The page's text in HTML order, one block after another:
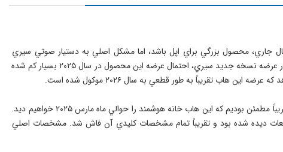
جاري، محصول بزرگي براي اپل باشد، اما مشكل اصلي به دستيار صوتي سيري
بازمي گردد. پس از مشكلات و تأخيرهاي متعدد در عرضه نسخه جديد سيري، احتمال عرضه اين محصول در سال ۲۰۲۵ بسيار كم شده
تأخير در عرضه هاب خانه هوشمند اپل در ابتدا تقريباً مطمئن بوديم كه اين هاب خانه هوشمند را حوالي ماه مارس ۲۰۲۵ خواهيم ديد.
طول سال ۲۰۲۴ بارها در شايعات ديده شده بود و تقريباً تمام مشخصات كليدي آن فاش شد. مشخصات اصلي